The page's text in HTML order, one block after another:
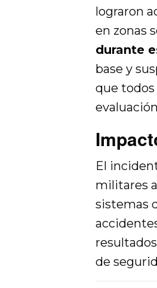
lograron
en zonas
durante
base y
que todos
El
militares
sistemas
de